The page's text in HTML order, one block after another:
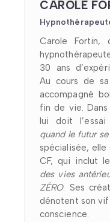
CAROLE
Carole Fortin,
30 ans
Au cours de
accompagné
fin de vie. Dans
lui doit l’essai
quand le futur
spécialisée, elle
CF, qui inclut
des vies
ZÉRO. Ses
dénotent son
conscience.